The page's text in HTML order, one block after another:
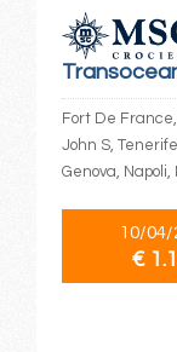
Fort De
John S,
Genova, Napoli,
10/04/
€